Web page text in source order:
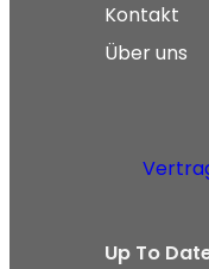
Kontakt
Über uns
Up To